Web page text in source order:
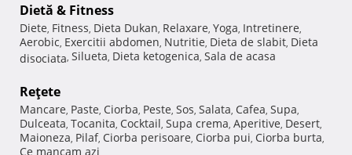
Dietă & Fitness
Diete, Fitness, Dieta Dukan, Relaxare, Yoga, Intretinere,
Aerobic, Exercitii abdomen, Nutritie, Dieta de slabit, Dieta
disociata, Silueta, Dieta ketogenica, Sala de acasa
Reţete
Mancare, Paste, Ciorba, Peste, Sos, Salata, Cafea, Supa,
Dulceata, Tocanita, Cocktail, Supa crema, Aperitive, Desert,
Maioneza, Pilaf, Ciorba perisoare, Ciorba pui, Ciorba burta,
Ce mancam azi